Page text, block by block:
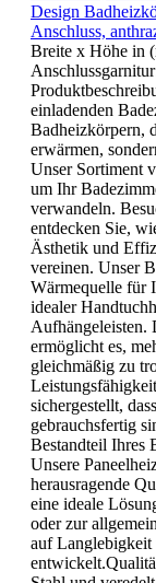
Design
Anschluss,
Breite x Höhe in
einladenden
Badheizkörpern,
erwärmen,
Unser Sortiment
um Ihr
verwandeln.
entdecken Sie,
Ästhetik und
vereinen. Unser
Wärmequelle für
idealer
Aufhängeleisten.
ermöglicht es,
gleichmäßig zu
sichergestellt,
gebrauchsfertig
Bestandteil Ihres
Unsere
herausragende
eine ideale
oder zur
auf